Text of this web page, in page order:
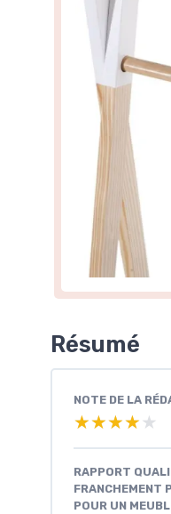
Résumé
NOTE DE LA
★★★★★
★★★★★
RAPPORT
FRANCHEMENT
POUR UN